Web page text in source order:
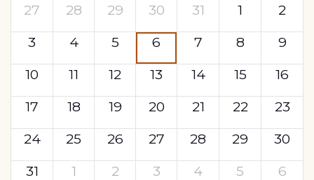
27 28 29 30 31 1
2
3
4 5 6 7 8
9
10
11 12 13 14 15
16
17
18 19 20 21 22
23
24
25 26 27 28 29
30
31
1 2 3 4 5 6